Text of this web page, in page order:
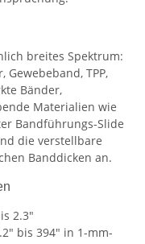
breites Spektrum:
TPP,
Bänder,
Materialien wie
Bandführungs-Slide
die verstellbare
Banddicken an.
2.3"
bis 394" in 1-mm-